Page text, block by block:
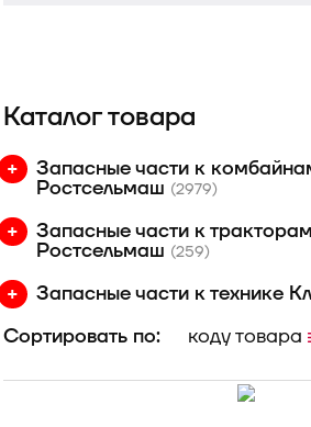
Каталог товара
Запасные части к
Ростсельмаш (2979)
Запасные части к тракторам
Ростсельмаш (259)
Запасные части к технике
Сортировать по: коду товара